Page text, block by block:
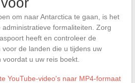
om naar Antarctica te gaan, is het
formaliteiten. Zorg
heeft en controleer de
de landen die u tijdens uw
u uw reis boekt.
YouTube-video's naar MP4-formaat